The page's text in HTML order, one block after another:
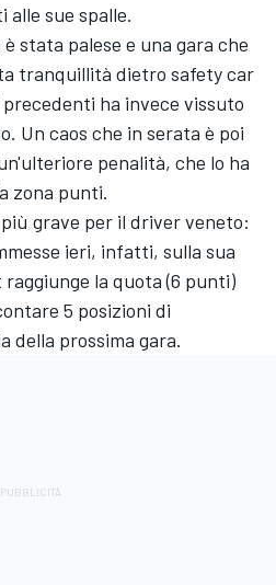
sue spalle.
stata palese e una gara che
tranquillità dietro safety car
ha invece vissuto
Un caos che in serata è poi
penalità, che lo ha
zona punti.
grave per il driver veneto:
ieri, infatti, sulla sua
la quota (6 punti)
5 posizioni di
della prossima gara.